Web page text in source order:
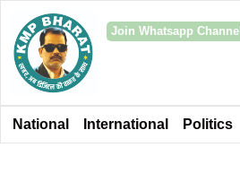
Join Whatsapp Channel
National International Politics